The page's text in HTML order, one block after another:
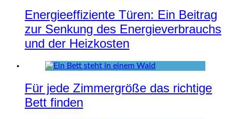
Energieeffiziente Türen: Ein Beitrag
zur Senkung des Energieverbrauchs
und der Heizkosten
Für jede Zimmergröße das richtige
Bett finden